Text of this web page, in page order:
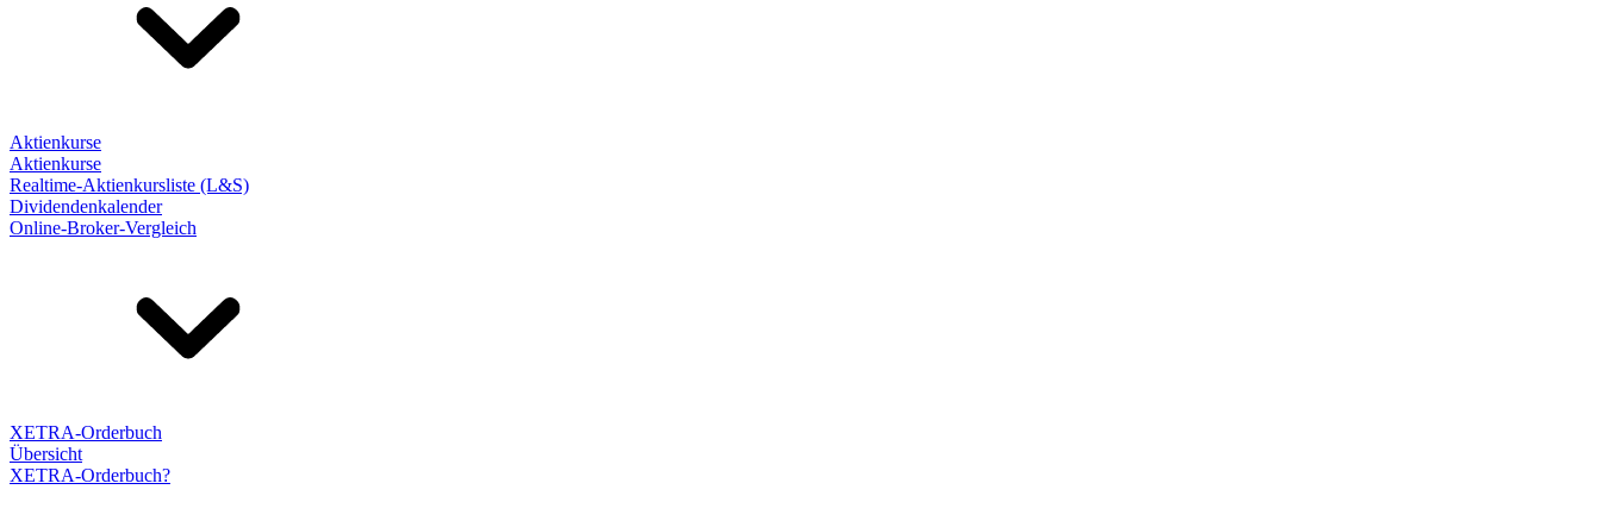
Aktienkurse
Aktienkurse
Realtime-Aktienkursliste (L&S)
Dividendenkalender
Online-Broker-Vergleich
XETRA-Orderbuch
Übersicht
XETRA-Orderbuch?